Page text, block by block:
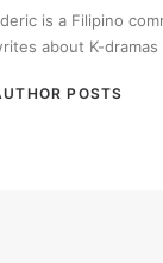
is a Filipino
about K-
POSTS